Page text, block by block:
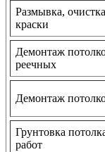
Размывка,
краски
Демонтаж
реечных
Демонтаж
Грунтовка
работ